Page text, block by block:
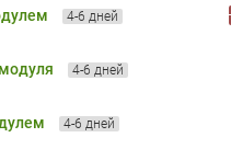
4-6 дней
4-6 дней
4-6 дней